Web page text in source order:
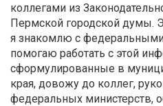
коллегами из
Пермской городской думы.
я знакомлю с
помогаю работать с этой
сформулированные в
края, довожу до коллег,
федеральных министерств,